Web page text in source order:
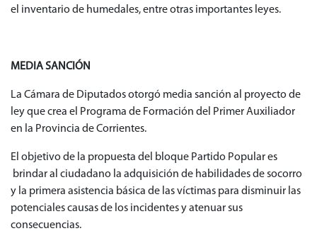
el inventario de humedales, entre otras importantes leyes.
MEDIA SANCIÓN
La Cámara de Diputados otorgó media sanción al proyecto de
ley que crea el Programa de Formación del Primer Auxiliador
en la Provincia de Corrientes.
El objetivo de la propuesta del bloque Partido Popular es
brindar al ciudadano la adquisición de habilidades de socorro
y la primera asistencia básica de las víctimas para disminuir las
potenciales causas de los incidentes y atenuar sus
consecuencias.